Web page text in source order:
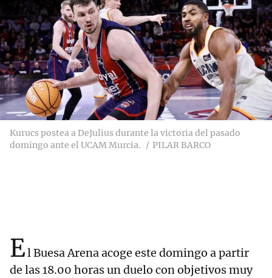
Kurucs postea a DeJulius durante la victoria del pasado
domingo ante el UCAM Murcia.
PILAR BARCO
El Buesa Arena acoge este domingo a partir
de las 18.00 horas un duelo con objetivos muy